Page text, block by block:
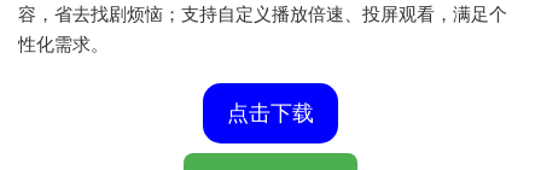
容，省去找剧烦恼；支持自定义播放倍速、投屏观看，满足个
性化需求。
点击下载